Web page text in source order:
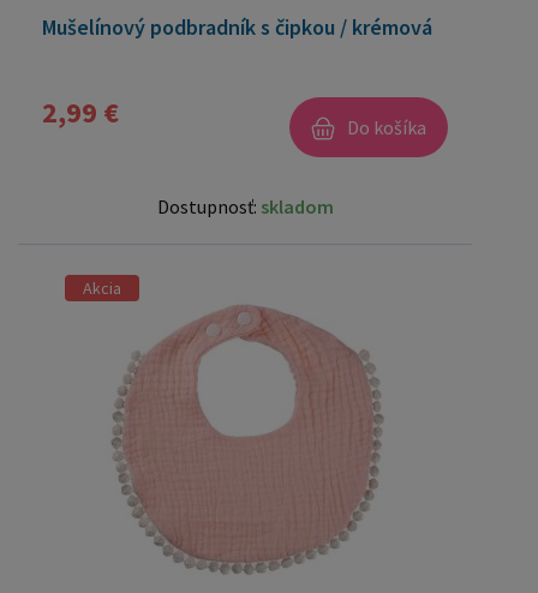
Mušelínový podbradník s čipkou / krémová
2,99 € Do košíka
Dostupnosť: skladom
Akcia